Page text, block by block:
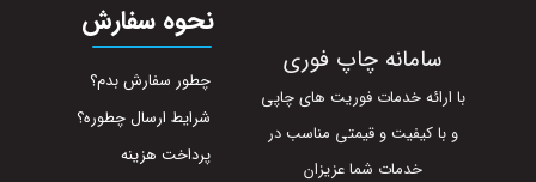
سامانه چاپ فوری
با ارائه خدمات فوریت های چاپی
و با کیفیت و قیمتی مناسب در
خدمات شما عزیزان
نحوه سفارش
چطور سفارش بدم؟
شرایط ارسال چطوره؟
پرداخت هزینه